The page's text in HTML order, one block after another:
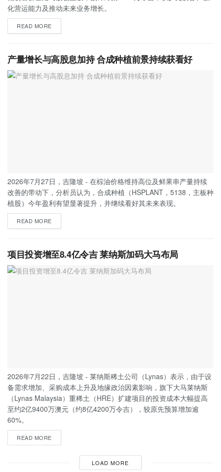
化营运能力及推动未来业务增长。
READ MORE
产量增长与高股息加持 合成种植前景持续获看好
2026年7月27日，吉隆坡 - 在棕油价格维持高位及鲜果串产量持续
改善的带动下，分析员认为，合成种植（HSPLANT，5138，主板种
植股）今年盈利有望显著提升，并继续看好其未来表现。
READ MORE
项目投资增至8.4亿令吉 莱纳斯加码大马布局
2026年7月22日，吉隆坡 - 莱纳斯稀土公司（Lynas）表示，由于设
备需求增加、采购成本上升及地缘政治因素影响，旗下大马莱纳斯
（Lynas Malaysia）重稀土（HRE）扩建项目的投资成本大幅提高
至约2亿9400万澳元（约8亿4200万令吉），较原先预算增加逾
60%。
READ MORE
LOAD MORE